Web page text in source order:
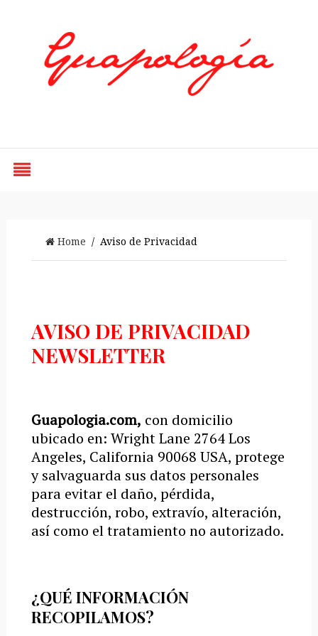
Home / Aviso de Privacidad
AVISO DE PRIVACIDAD
NEWSLETTER
Guapologia.com, con domicilio
ubicado en: Wright Lane 2764 Los
Angeles, California 90068 USA, protege
y salvaguarda sus datos personales
para evitar el daño, pérdida,
destrucción, robo, extravío, alteración,
así como el tratamiento no autorizado.
¿QUÉ INFORMACIÓN
RECOPILAMOS?